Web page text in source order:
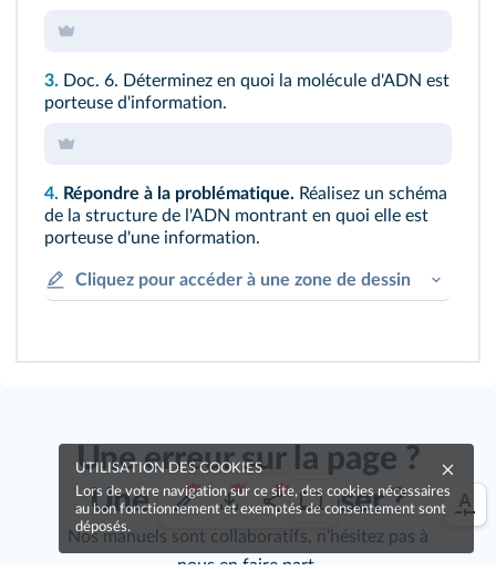
3. Doc. 6. Déterminez en quoi la molécule d'ADN est
porteuse d'information.
4. Répondre à la problématique. Réalisez un schéma
de la structure de l'ADN montrant en quoi elle est
porteuse d'une information.
Cliquez pour accéder à une zone de dessin
Une erreur sur la page ?
Une idée à proposer ?
Nos manuels sont collaboratifs, n'hésitez pas à
nous en faire part.
UTILISATION DES COOKIES
Lors de votre navigation sur ce site, des cookies nécessaires
au bon fonctionnement et exemptés de consentement sont
déposés.